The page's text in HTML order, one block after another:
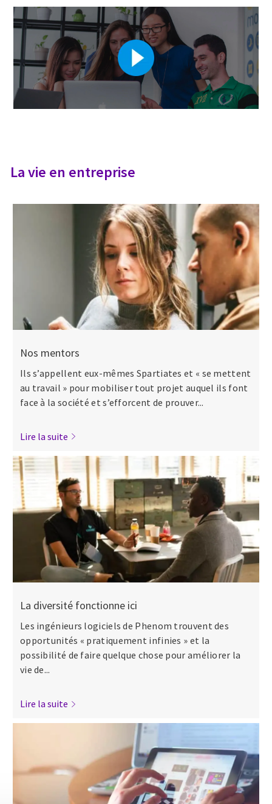
La vie en entreprise
Nos mentors
Ils s’appellent eux-mêmes Spartiates et « se mettent
au travail » pour mobiliser tout projet auquel ils font
face à la société et s’efforcent de prouver...
Lire la suite
La diversité fonctionne ici
Les ingénieurs logiciels de Phenom trouvent des
opportunités « pratiquement infinies » et la
possibilité de faire quelque chose pour améliorer la
vie de...
Lire la suite